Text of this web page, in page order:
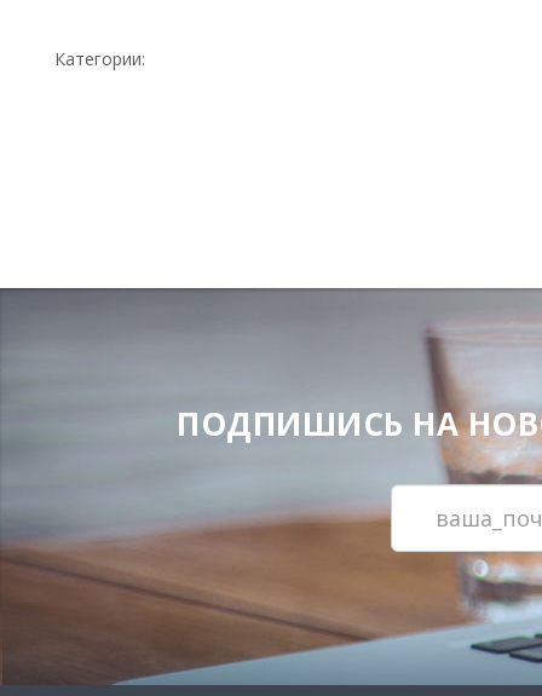
Категории:
ПОДПИШИСЬ НА